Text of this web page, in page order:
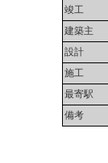
竣工
建築主
設計
施工
最寄駅
備考